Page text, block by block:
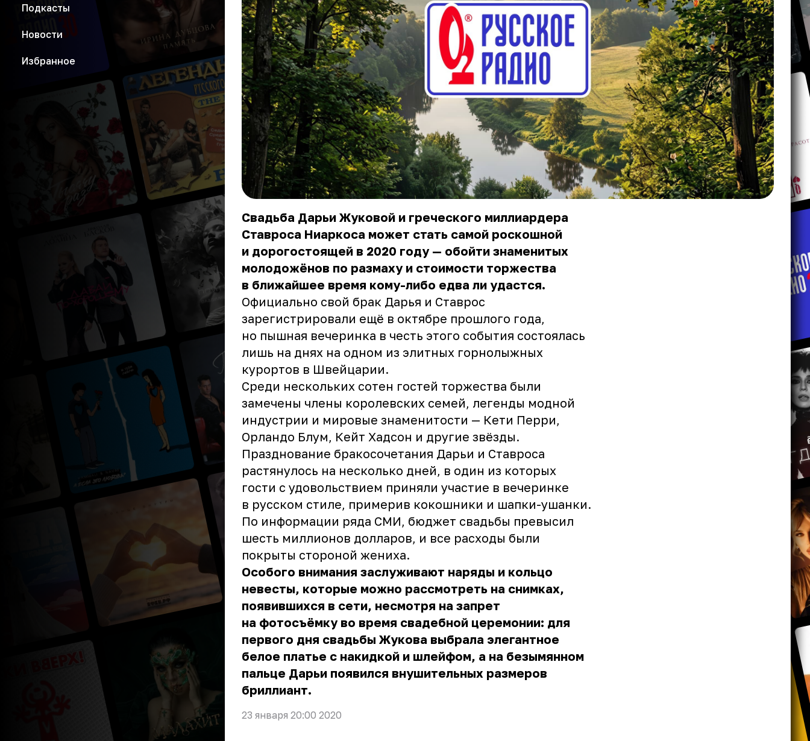
Подкасты
Новости
Избранное
Свадьба Дарьи Жуковой и греческого миллиардера
Ставроса Ниаркоса может стать самой роскошной
и дорогостоящей в 2020 году — обойти знаменитых
молодожёнов по размаху и стоимости торжества
в ближайшее время кому-либо едва ли удастся.
Официально свой брак Дарья и Ставрос
зарегистрировали ещё в октябре прошлого года,
но пышная вечеринка в честь этого события состоялась
лишь на днях на одном из элитных горнолыжных
курортов в Швейцарии.
Среди нескольких сотен гостей торжества были
замечены члены королевских семей, легенды модной
индустрии и мировые знаменитости — Кети Перри,
Орландо Блум, Кейт Хадсон и другие звёзды.
Празднование бракосочетания Дарьи и Ставроса
растянулось на несколько дней, в один из которых
гости с удовольствием приняли участие в вечеринке
в русском стиле, примерив кокошники и шапки-ушанки.
По информации ряда СМИ, бюджет свадьбы превысил
шесть миллионов долларов, и все расходы были
покрыты стороной жениха.
Особого внимания заслуживают наряды и кольцо
невесты, которые можно рассмотреть на снимках,
появившихся в сети, несмотря на запрет
на фотосъёмку во время свадебной церемонии: для
первого дня свадьбы Жукова выбрала элегантное
белое платье с накидкой и шлейфом, а на безымянном
пальце Дарьи появился внушительных размеров
бриллиант.
23 января 20:00 2020